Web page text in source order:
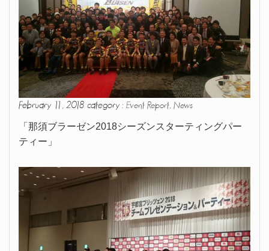
February 11, 2018 category : Event Report, News
「那須ブラーゼン2018シーズンスターティングパー
ティー」